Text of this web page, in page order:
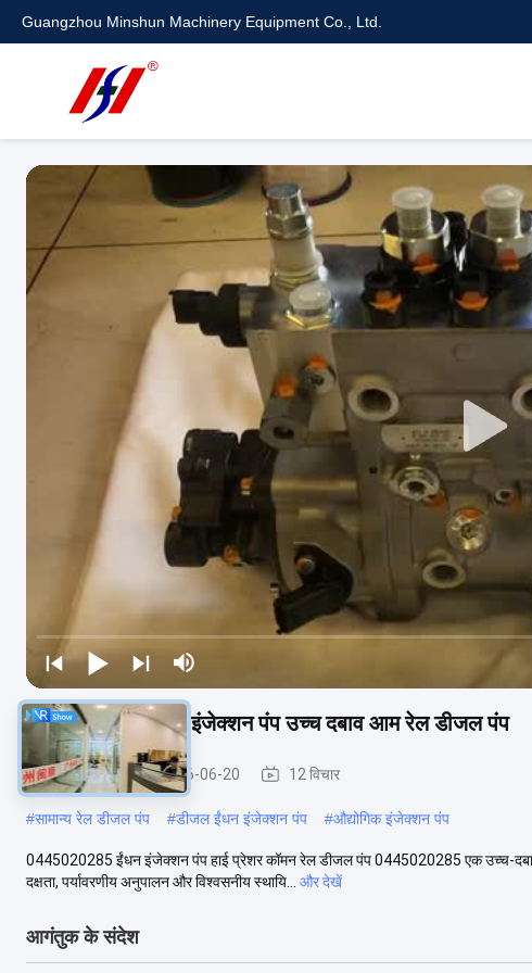
Guangzhou Minshun Machinery Equipment Co., Ltd.
0445020285 ईंधन इंजेक्शन पंप उच्च दबाव आम रेल डीजल पंप
इंजेक्शन पंप 2026-06-20 12 विचार
#सामान्य रेल डीजल पंप #डीजल ईंधन इंजेक्शन पंप #औद्योगिक इंजेक्शन पंप
0445020285 ईंधन इंजेक्शन पंप हाई प्रेशर कॉमन रेल डीजल पंप 0445020285 एक उच्च-
दक्षता, पर्यावरणीय अनुपालन और विश्वसनीय स्थायि...
और देखें
आगंतुक के संदेश